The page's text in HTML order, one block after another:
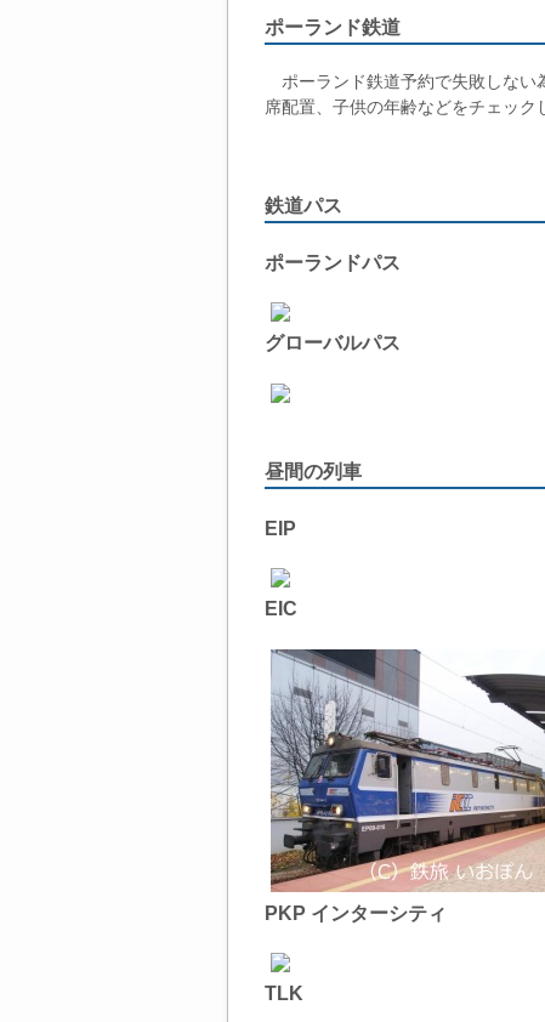
ポーランド鉄道
ポーランド鉄道予約で失敗しない
席配置、子供の年齢などをチェック
鉄道パス
ポーランドパス
グローバルパス
昼間の列車
EIP
EIC
PKP インターシティ
TLK